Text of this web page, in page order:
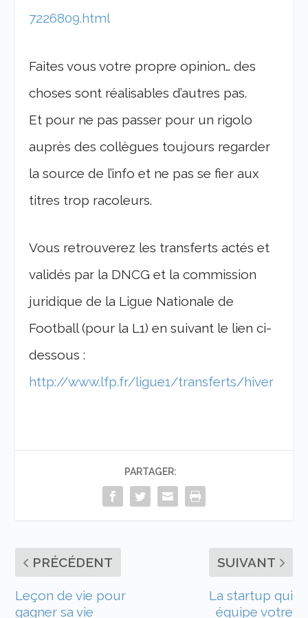
7226809.html
Faites vous votre propre opinion… des
choses sont réalisables d’autres pas.
Et pour ne pas passer pour un rigolo
auprès des collègues toujours regarder
la source de l’info et ne pas se fier aux
titres trop racoleurs.
Vous retrouverez les transferts actés et
validés par la DNCG et la commission
juridique de la Ligue Nationale de
Football (pour la L1) en suivant le lien ci-
dessous :
http://www.lfp.fr/ligue1/transferts/hiver
PARTAGER:
PRÉCÉDENT
Leçon de vie pour
gagner sa vie
SUIVANT
La startup qui
équipe votre